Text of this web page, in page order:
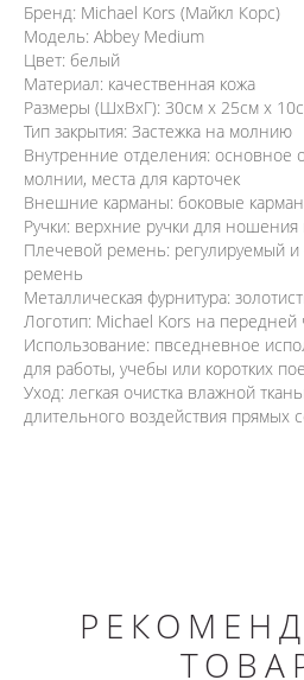
Бренд: Michael Kors (Майкл Корс)
Модель: Abbey Medium
Цвет: белый
Материал: качественная кожа
Размеры (ШxВxГ): 30см x 25см x
Тип закрытия: Застежка на молнию
Внутренние отделения: основное
молнии, места для карточек
Внешние карманы: боковые
Ручки: верхние ручки для ношения
Плечевой ремень: регулируемый
ремень
Металлическая фурнитура:
Логотип: Michael Kors на передней
Использование: пвседневное
для работы, учебы или коротких
Уход: легкая очистка влажной
длительного воздействия прямых